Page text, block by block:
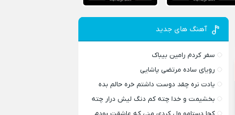
آهنگ های جدید
سفر کردم رامین بیباک
رویای ساده مرتضی پاشایی
یادت نره چقد دوست داشتم خره حالم بده
بخشیمت و خدا چته کم دنگ لیش درار چته